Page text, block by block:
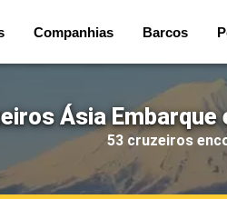
Companhias Barcos
Ásia Embarque
53 cruzeiros